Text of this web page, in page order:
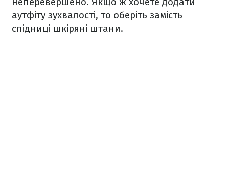
аутфіту зухвалості, то оберіть замість
спідниці шкіряні штани.